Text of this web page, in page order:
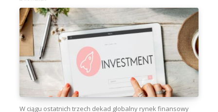
W ciągu ostatnich trzech dekad globalny rynek finansowy